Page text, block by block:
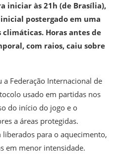
iniciar às 21h (de Brasília),
postergado em uma
climáticas. Horas antes de
com raios, caiu sobre
Federação Internacional de
usado em partidas nos
do início do jogo e o
a áreas protegidas.
para o aquecimento,
em menor intensidade.